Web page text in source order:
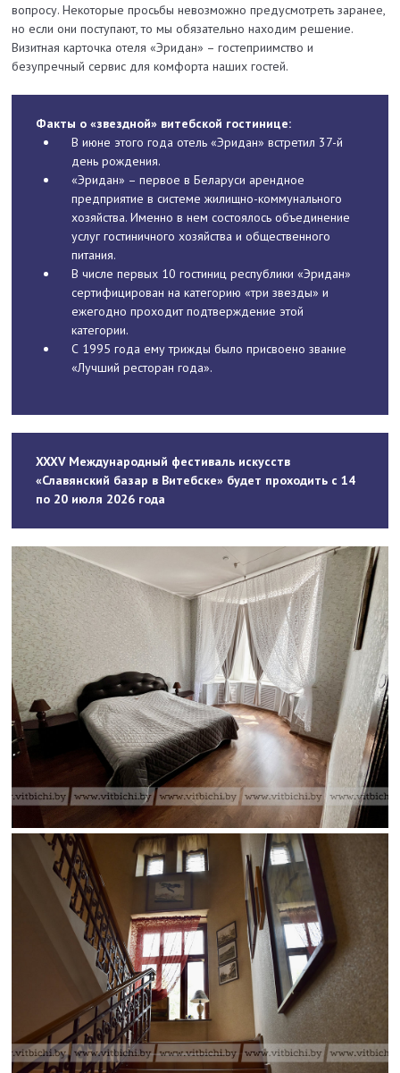
вопросу. Некоторые просьбы невозможно предусмотреть заранее,
но если они поступают, то мы обязательно находим решение.
Визитная карточка отеля «Эридан» – гостеприимство и
безупречный сервис для комфорта наших гостей.
Факты о «звездной» витебской гостинице:
В июне этого года отель «Эридан» встретил 37-й
день рождения.
«Эридан» – первое в Беларуси арендное
предприятие в системе жилищно-коммунального
хозяйства. Именно в нем состоялось объединение
услуг гостиничного хозяйства и общественного
питания.
В числе первых 10 гостиниц республики «Эридан»
сертифицирован на категорию «три звезды» и
ежегодно проходит подтверждение этой
категории.
С 1995 года ему трижды было присвоено звание
«Лучший ресторан года».
XXXV Международный фестиваль искусств
«Славянский базар в Витебске» будет проходить с 14
по 20 июля 2026 года